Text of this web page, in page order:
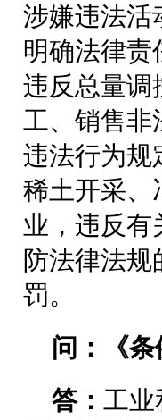
涉嫌违法活
明确法律责
违反总量调
工、销售非
违法行为规
稀土开采、
业，违反有
防法律法
罚。
问：
《
答： 工业